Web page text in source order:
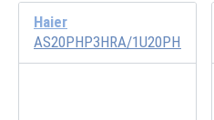
Haier
AS20PHP3HRA/1U20PHP1FRA